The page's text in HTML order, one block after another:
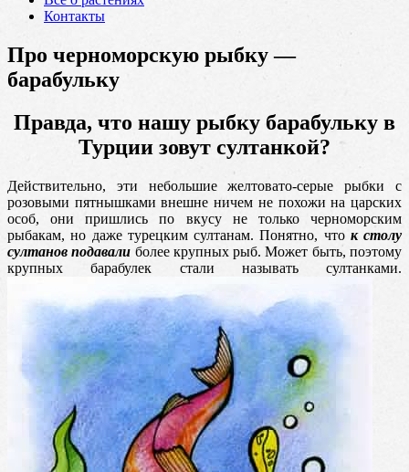
Контакты
Про черноморскую рыбку —
барабульку
Правда, что нашу рыбку барабульку в
Турции зовут султанкой?
Действительно, эти небольшие желтовато-серые рыбки с
розовыми пятнышками внешне ничем не похожи на царских
особ, они пришлись по вкусу не только черноморским
рыбакам, но даже турецким султанам. Понятно, что к столу
султанов подавали более крупных рыб. Может быть, поэтому
крупных барабулек стали называть султанками.